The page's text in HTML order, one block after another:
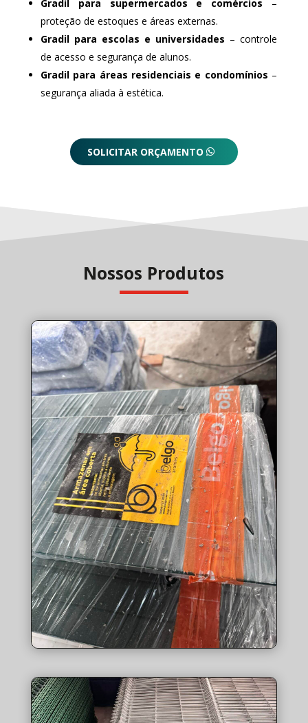
Gradil para supermercados e comércios –
proteção de estoques e áreas externas.
Gradil para escolas e universidades – controle
de acesso e segurança de alunos.
Gradil para áreas residenciais e condomínios –
segurança aliada à estética.
SOLICITAR ORÇAMENTO
Nossos Produtos